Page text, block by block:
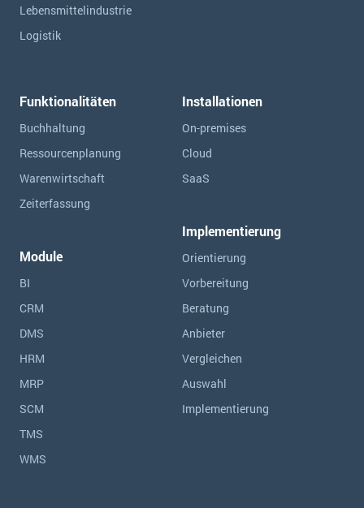
Lebensmittelindustrie
Logistik
Funktionalitäten
Buchhaltung
Ressourcen­planung
Warenwirtschaft
Zeiterfassung
Module
BI
CRM
DMS
HRM
MRP
SCM
TMS
WMS
Installationen
On-premises
Cloud
SaaS
Implementierung
Orientierung
Vorbereitung
Beratung
Anbieter
Vergleichen
Auswahl
Implementierung